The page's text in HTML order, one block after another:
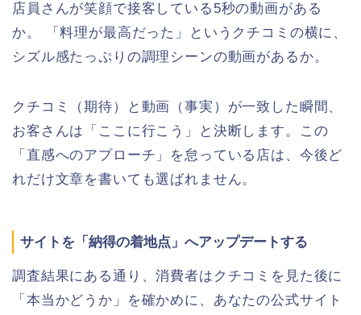
店員さんが笑顔で接客している5秒の動画がある
か。 「料理が最高だった」というクチコミの横に、
シズル感たっぷりの調理シーンの動画があるか。
クチコミ（期待）と動画（事実）が一致した瞬間、
お客さんは「ここに行こう」と決断します。この
「直感へのアプローチ」を怠っている店は、今後ど
れだけ文章を書いても選ばれません。
サイトを「納得の着地点」へアップデートする
調査結果にある通り、消費者はクチコミを見た後に
「本当かどうか」を確かめに、あなたの公式サイト